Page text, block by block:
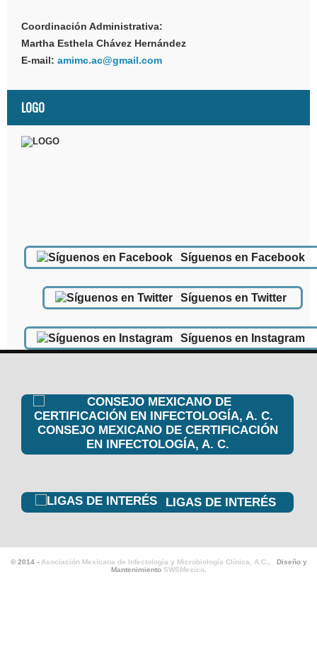
Coordinación Administrativa:
Martha Esthela Chávez Hernández
E-mail: amimc.ac@gmail.com
LOGO
Síguenos en Facebook
Síguenos en Twitter
Síguenos en Instagram
CONSEJO MEXICANO DE CERTIFICACIÓN
EN INFECTOLOGÍA, A. C.
LIGAS DE INTERÉS
© 2014 - Asociación Mexicana de Infectología y Microbiología Clínica, A.C.
. Diseño y
Mantenimiento SWSMexico.